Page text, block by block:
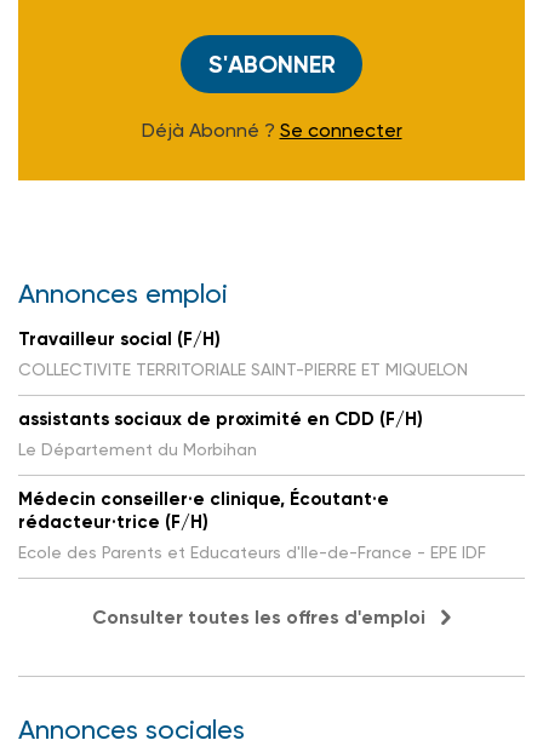
S'ABONNER
Déjà Abonné ? Se connecter
Annonces emploi
Travailleur social (F/H)
COLLECTIVITE TERRITORIALE SAINT-PIERRE ET MIQUELON
assistants sociaux de proximité en CDD (F/H)
Le Département du Morbihan
Médecin conseiller·e clinique, Écoutant·e
rédacteur·trice (F/H)
Ecole des Parents et Educateurs d'Ile-de-France - EPE IDF
Consulter toutes les offres d'emploi
Annonces sociales